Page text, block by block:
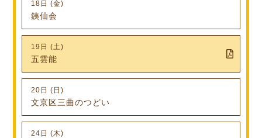
18日 (金)
銕仙会
19日 (土)
五雲能
20日 (日)
文京区三曲のつどい
24日 (木)